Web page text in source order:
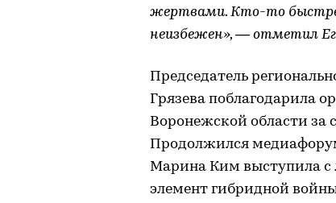
жертвами. Кто-то
неизбежен», — отметил
Председатель
Грязева поблагодарила
Воронежской области за
Продолжился
Марина Ким выступила с
элемент гибридной